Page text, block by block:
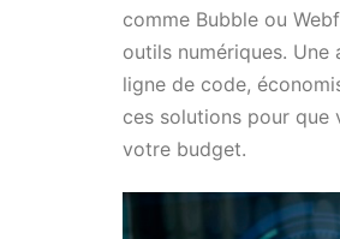
comme Bubble ou
outils numériques. Une
ligne de code,
ces solutions pour que
votre budget.